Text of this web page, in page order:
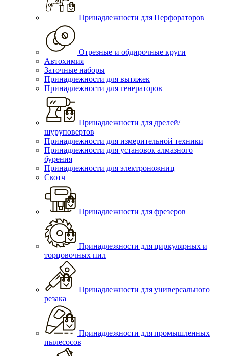
Принадлежности для Перфораторов
Отрезные и обдирочные круги
Автохимия
Заточные наборы
Принадлежности для вытяжек
Принадлежности для генераторов
Принадлежности для дрелей/
шуруповертов
Принадлежности для измерительной техники
Принадлежности для установок алмазного
бурения
Принадлежности для электроножниц
Скотч
Принадлежности для фрезеров
Принадлежности для циркулярных и
торцовочных пил
Принадлежности для универсального
резака
Принадлежности для промышленных
пылесосов